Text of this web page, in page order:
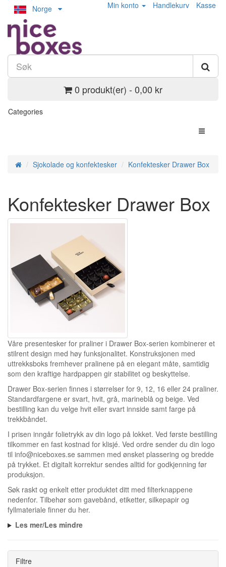
Norge Min konto Handlekurv Kasse
0 produkt(er) - 0,00 kr
Categories
Sjokolade og konfektesker Konfektesker Drawer Box
Konfektesker Drawer Box
Våre presentesker for praliner i Drawer Box-serien kombinerer et
stilrent design med høy funksjonalitet. Konstruksjonen med
uttrekksboks fremhever pralinene på en elegant måte, samtidig
som den kraftige hardpappen gir stabilitet og beskyttelse.
Drawer Box-serien finnes i størrelser for 9, 12, 16 eller 24 praliner.
Standardfargene er svart, hvit, grå, marineblå og beige. Ved
bestilling kan du velge hvit eller svart innside samt farge på
trekkbåndet.
I prisen inngår folietrykk av din logo på lokket. Ved første bestilling
tilkommer en fast kostnad for klisjé. Ved ordre sender du din logo
til info@niceboxes.se sammen med ønsket plassering og bredde
på trykket. Et digitalt korrektur sendes alltid for godkjenning før
produksjon.
Søk raskt og enkelt etter produktet ditt med filterknappene
nedenfor. Tilbehør som gavebånd, etiketter, silkepapir og
fyllmateriale finner du her.
Les mer/Les mindre
Filtre